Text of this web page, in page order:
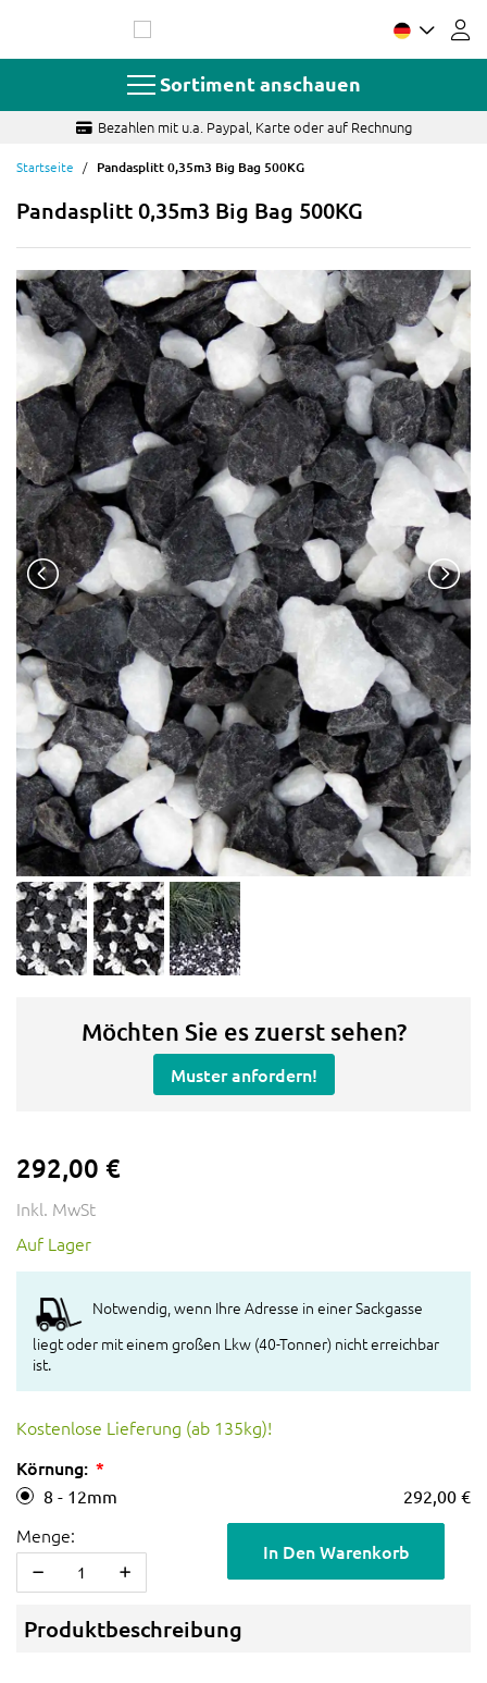
springen
Sortiment anschauen
Bezahlen mit u.a. Paypal, Karte oder auf Rechnung
Startseite Pandasplitt 0,35m3 Big Bag 500KG
Pandasplitt 0,35m3 Big Bag 500KG
Möchten Sie es zuerst sehen?
Muster anfordern!
292,00 €
Inkl. MwSt
Auf Lager
Notwendig, wenn Ihre Adresse in einer Sackgasse
liegt oder mit einem großen Lkw (40-Tonner) nicht erreichbar
ist.
Kostenlose Lieferung (ab 135kg)!
Körnung:
8 - 12mm 292,00 €
Menge:
In Den Warenkorb
Produktbeschreibung